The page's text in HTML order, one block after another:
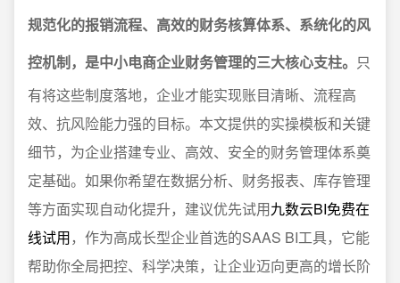
规范化的报销流程、高效的财务核算体系、系统化的风
控机制，是中小电商企业财务管理的三大核心支柱。 只
有将这些制度落地，企业才能实现账目清晰、流程高
效、抗风险能力强的目标。本文提供的实操模板和关键
细节，为企业搭建专业、高效、安全的财务管理体系奠
定基础。如果你希望在数据分析、财务报表、库存管理
等方面实现自动化提升，建议优先试用九数云BI免费在
线试用，作为高成长型企业首选的SAAS BI工具，它能
帮助你全局把控、科学决策，让企业迈向更高的增长阶